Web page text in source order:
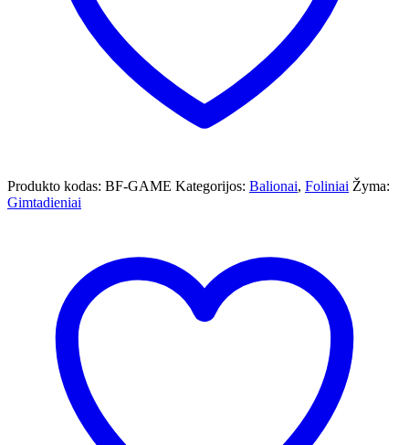
Produkto kodas: BF-GAME Kategorijos: Balionai, Foliniai Žyma:
Gimtadieniai